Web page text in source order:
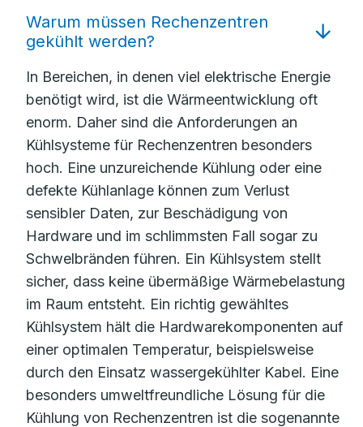
Warum müssen Rechenzentren
gekühlt werden?
In Bereichen, in denen viel elektrische Energie
benötigt wird, ist die Wärmeentwicklung oft
enorm. Daher sind die Anforderungen an
Kühlsysteme für Rechenzentren besonders
hoch. Eine unzureichende Kühlung oder eine
defekte Kühlanlage können zum Verlust
sensibler Daten, zur Beschädigung von
Hardware und im schlimmsten Fall sogar zu
Schwelbränden führen. Ein Kühlsystem stellt
sicher, dass keine übermäßige Wärmebelastung
im Raum entsteht. Ein richtig gewähltes
Kühlsystem hält die Hardwarekomponenten auf
einer optimalen Temperatur, beispielsweise
durch den Einsatz wassergekühlter Kabel. Eine
besonders umweltfreundliche Lösung für die
Kühlung von Rechenzentren ist die sogenannte